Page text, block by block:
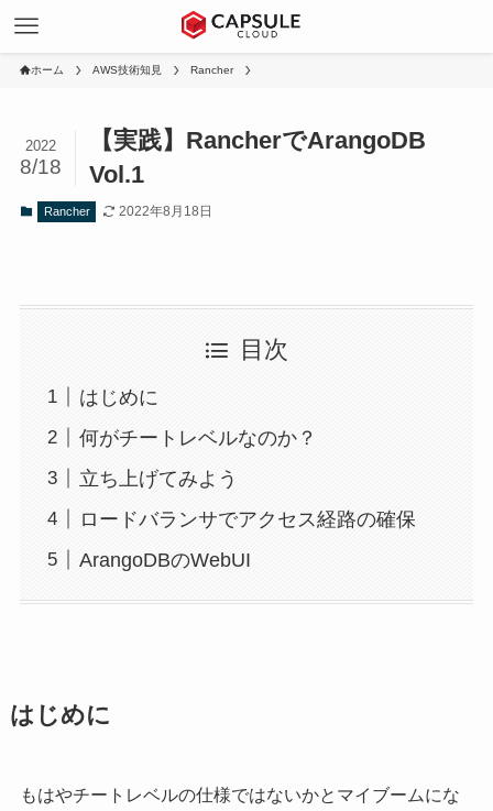
ホーム AWS技術知見 Rancher
【実践】RancherでArangoDB
Vol.1
2022
8/18
Rancher 2022年8月18日
目次
はじめに
何がチートレベルなのか？
立ち上げてみよう
ロードバランサでアクセス経路の確保
ArangoDBのWebUI
はじめに
もはやチートレベルの仕様ではないかとマイブームにな